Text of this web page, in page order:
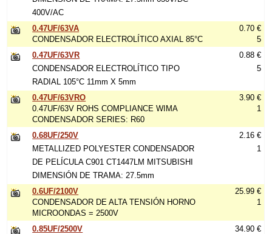
400V/AC
0.47UF/63VA
CONDENSADOR ELECTROLÍTICO AXIAL 85°C
0.70 €
5
0.47UF/63VR
CONDENSADOR ELECTROLÍTICO TIPO
RADIAL 105°C 11mm X 5mm
0.88 €
5
0.47UF/63VRO
0.47UF/63V ROHS COMPLIANCE WIMA
CONDENSADOR SERIES: R60
3.90 €
1
0.68UF/250V
METALLIZED POLYESTER CONDENSADOR
DE PELÍCULA C901 CT1447LM MITSUBISHI
DIMENSIÓN DE TRAMA: 27.5mm
2.16 €
1
0.6UF/2100V
CONDENSADOR DE ALTA TENSIÓN HORNO
MICROONDAS = 2500V
25.99 €
1
0.85UF/2500V
34.90 €